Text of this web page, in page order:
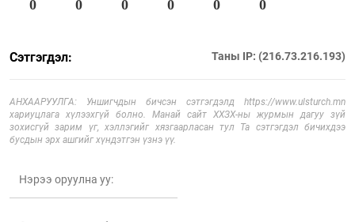
0 0 0 0 0 0
Сэтгэгдэл: Таны IP: (216.73.216.193)
АНХААРУУЛГА: Уншигчдын бичсэн сэтгэгдэлд https://www.ulsturch.mn
хариуцлага хүлээхгүй болно. Манай сайт ХХЗХ-ны журмын дагуу зүй
зохисгүй зарим үг, хэллэгийг хязгаарласан тул Та сэтгэгдэл бичихдээ
бусдын эрх ашгийг хүндэтгэн үзнэ үү.